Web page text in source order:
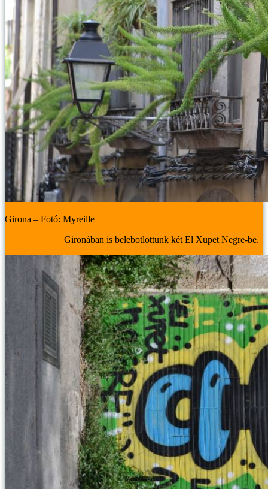
Girona – Fotó: Myreille
Gironában is belebotlottunk két El Xupet Negre-be.